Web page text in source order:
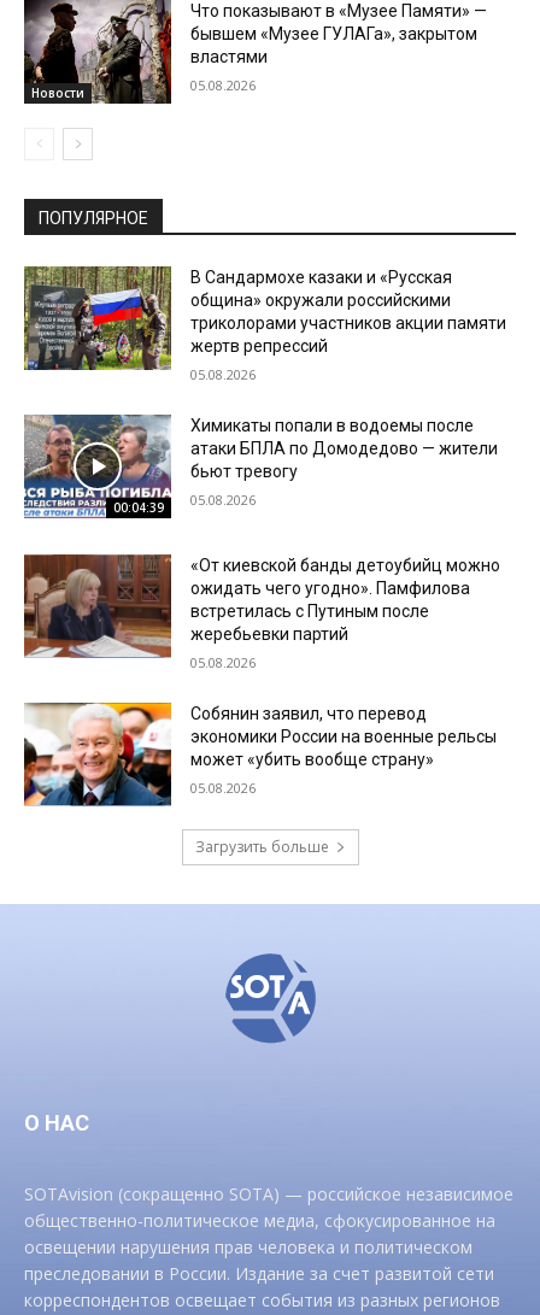
Новости
Что показывают в «Музее Памяти» —
бывшем «Музее ГУЛАГа», закрытом
властями
05.08.2026
ПОПУЛЯРНОЕ
В Сандармохе казаки и «Русская
община» окружали российскими
триколорами участников акции памяти
жертв репрессий
05.08.2026
00:04:39
Химикаты попали в водоемы после
атаки БПЛА по Домодедово — жители
бьют тревогу
05.08.2026
«От киевской банды детоубийц можно
ожидать чего угодно». Памфилова
встретилась с Путиным после
жеребьевки партий
05.08.2026
Собянин заявил, что перевод
экономики России на военные рельсы
может «убить вообще страну»
05.08.2026
Загрузить больше
О НАС
SOTAvision (сокращенно SOTA) — российское независимое
общественно-политическое медиа, сфокусированное на
освещении нарушения прав человека и политическом
преследовании в России. Издание за счет развитой сети
корреспондентов освещает события из разных регионов